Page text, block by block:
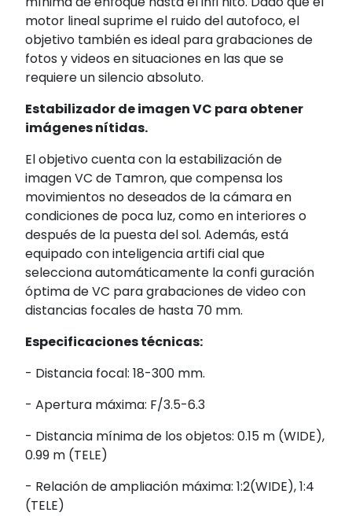
motor lineal suprime el ruido del autofoco, el
objetivo también es ideal para grabaciones de
fotos y videos en situaciones en las que se
requiere un silencio absoluto.
Estabilizador de imagen VC para obtener
imágenes nítidas.
El objetivo cuenta con la estabilización de
imagen VC de Tamron, que compensa los
movimientos no deseados de la cámara en
condiciones de poca luz, como en interiores o
después de la puesta del sol. Además, está
equipado con inteligencia artifi cial que
selecciona automáticamente la confi guración
óptima de VC para grabaciones de video con
distancias focales de hasta 70 mm.
Especificaciones técnicas:
- Distancia focal: 18-300 mm.
- Apertura máxima: F/3.5-6.3
- Distancia mínima de los objetos: 0.15 m (WIDE),
0.99 m (TELE)
- Relación de ampliación máxima: 1:2(WIDE), 1:4
(TELE)